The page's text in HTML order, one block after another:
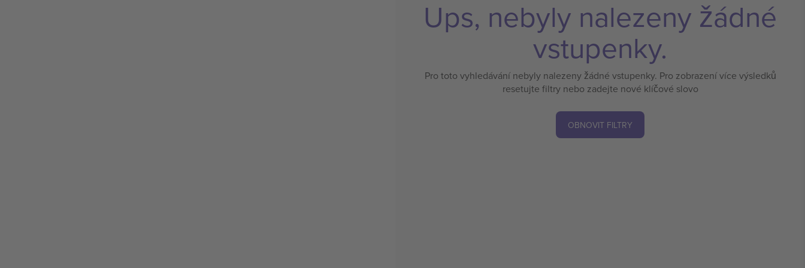
Ups, nebyly nalezeny žádné
vstupenky.
Pro toto vyhledávání nebyly nalezeny žádné vstupenky. Pro zobrazení více výsledků
resetujte filtry nebo zadejte nové klíčové slovo
OBNOVIT FILTRY